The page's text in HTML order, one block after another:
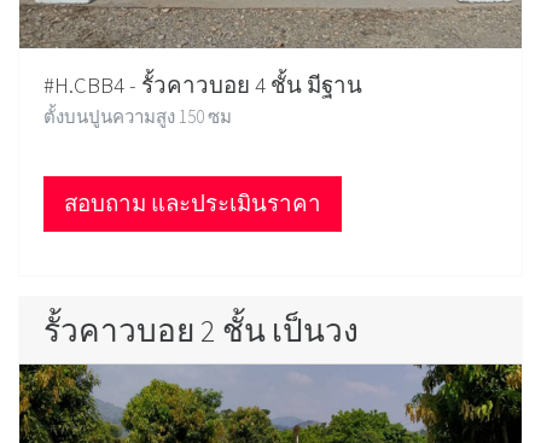
#H.CBB4 - รั้วคาวบอย 4 ชั้น มีฐาน
ตั้งบนปูนความสูง 150 ซม
สอบถาม และประเมินราคา
รั้วคาวบอย 2 ชั้น เป็นวง